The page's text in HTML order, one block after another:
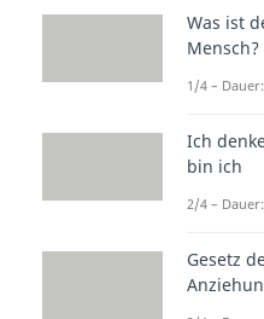
Was
kannst?
Welche
in den
Gibt es
hast?
Gibt es
Was ist
Mensch?
1/4 –
Ich
bin ich
2/4 –
Gesetz